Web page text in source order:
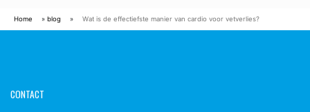
Home » blog » Wat is de effectiefste manier van cardio voor vetverlies?
CONTACT